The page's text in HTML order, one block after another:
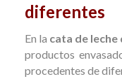
diferentes
En la cata de leche
productos
procedentes de